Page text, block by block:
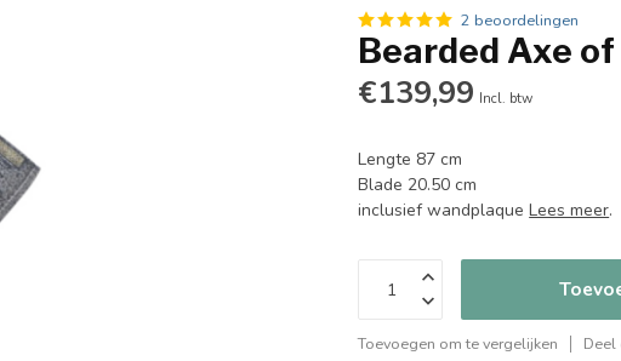
2 beoordelingen
Bearded Axe
€139,99 Incl. btw
Lengte 87 cm
Blade 20.50 cm
inclusief wandplaqueLees meer.
Toevoegen om te vergelijken